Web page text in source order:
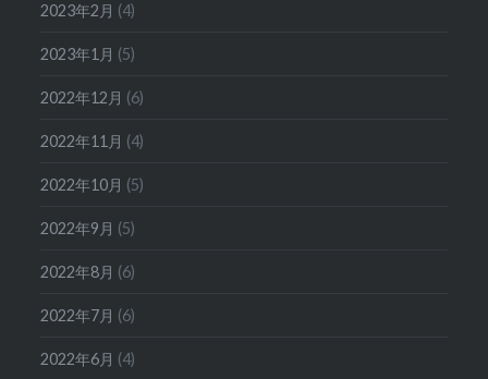
2023年2月 (4)
2023年1月 (5)
2022年12月 (6)
2022年11月 (4)
2022年10月 (5)
2022年9月 (5)
2022年8月 (6)
2022年7月 (6)
2022年6月 (4)